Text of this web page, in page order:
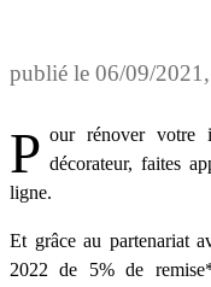
publié le 06/09/2021
Pour rénover votre intérieur et profiter de l’expertise d’un décorateur, faites
ligne.
Et grâce au partenariat
2022 de 5% de